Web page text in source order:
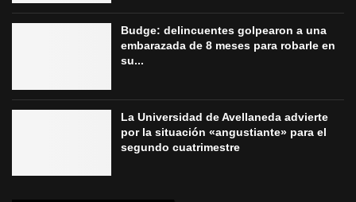
Budge: delincuentes golpearon a una
embarazada de 8 meses para robarle en
su...
La Universidad de Avellaneda advierte
por la situación «angustiante» para el
segundo cuatrimestre